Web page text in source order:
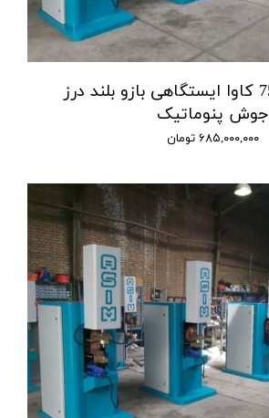
قرقره جوش 75 کاوا ایستگاهی بازو بلند درز
جوش پنوماتیک
۶۸۵,۰۰۰,۰۰۰ تومان